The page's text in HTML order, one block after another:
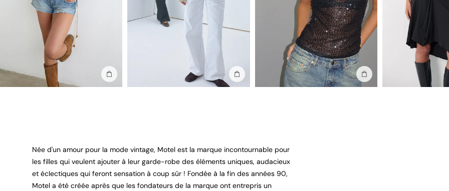
Ajouter au sac Ajouter au sac Ajouter au sac
Née d'un amour pour la mode vintage, Motel est la marque incontournable pour
les filles qui veulent ajouter à leur garde-robe des éléments uniques, audacieux
et éclectiques qui feront sensation à coup sûr ! Fondée à la fin des années 90,
Motel a été créée après que les fondateurs de la marque ont entrepris un